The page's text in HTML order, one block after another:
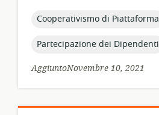
pubblicazione:
topic:
Cooperativismo di Piattaforma
topic:
Partecipazione dei Dipendenti
AggiuntoNovembre 10, 2021